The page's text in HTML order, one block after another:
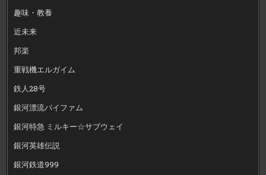
趣味・教養
近未来
邦楽
重戦機エルガイム
鉄人28号
銀河漂流バイファム
銀河特急 ミルキー☆サブウェイ
銀河英雄伝説
銀河鉄道999